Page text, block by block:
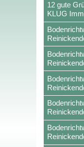
12 gute
KLUG